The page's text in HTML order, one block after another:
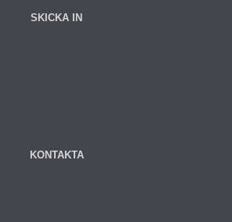
SKICKA IN
KONTAKTA